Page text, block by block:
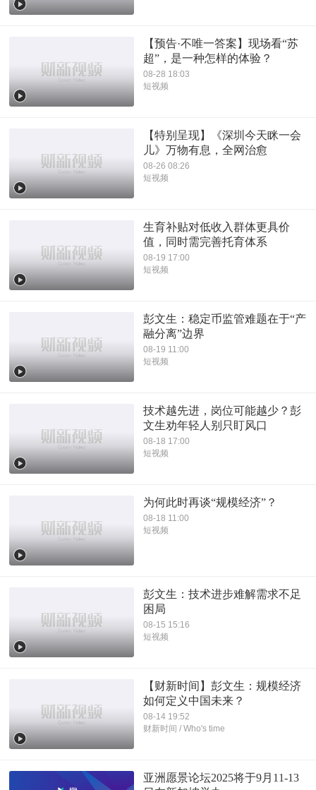
【预告·不唯一答案】现场看“苏
超”，是一种怎样的体验？
08-28 18:03
短视频
【特别呈现】《深圳今天眯一会
儿》万物有息，全网治愈
08-26 08:26
短视频
生育补贴对低收入群体更具价
值，同时需完善托育体系
08-19 17:00
短视频
彭文生：稳定币监管难题在于“产
融分离”边界
08-19 11:00
短视频
技术越先进，岗位可能越少？彭
文生劝年轻人别只盯风口
08-18 17:00
短视频
为何此时再谈“规模经济”？
08-18 11:00
短视频
彭文生：技术进步难解需求不足
困局
08-15 15:16
短视频
【财新时间】彭文生：规模经济
如何定义中国未来？
08-14 19:52
财新时间 / Who's time
亚洲愿景论坛2025将于9月11-13